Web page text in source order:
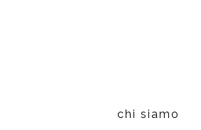
chi siamo